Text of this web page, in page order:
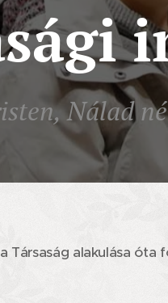
Nálad
Társaság alakulása óta